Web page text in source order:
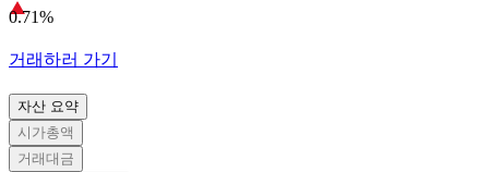
0.71%
거래하러 가기
자산 요약
시가총액
거래대금